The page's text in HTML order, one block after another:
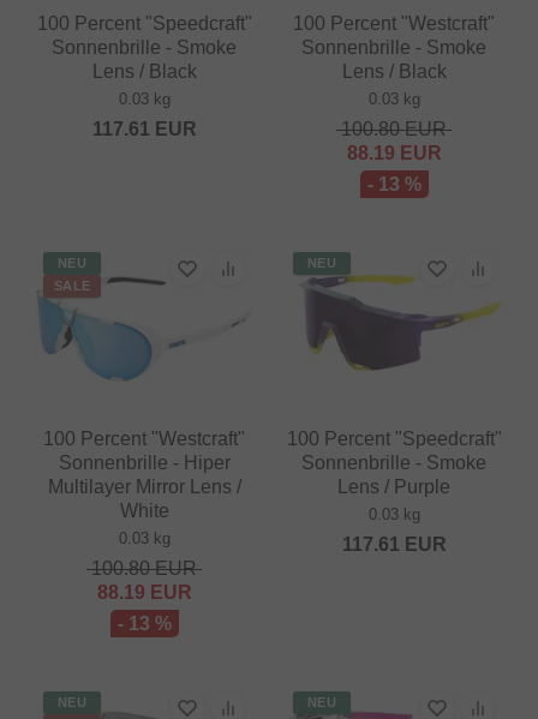
100 Percent "Speedcraft"
Sonnenbrille - Smoke
Lens / Black
0.03 kg
117.61 EUR
100 Percent "Westcraft"
Sonnenbrille - Smoke
Lens / Black
0.03 kg
100.80EUR
88.19 EUR
- 13 %
NEU
SALE
100 Percent "Westcraft"
Sonnenbrille - Hiper
Multilayer Mirror Lens /
White
0.03 kg
100.80EUR
88.19 EUR
- 13 %
NEU
100 Percent "Speedcraft"
Sonnenbrille - Smoke
Lens / Purple
0.03 kg
117.61 EUR
NEU
NEU